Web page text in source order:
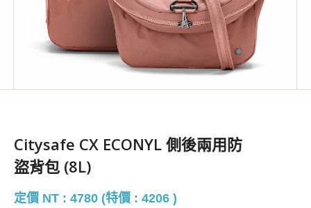
Citysafe CX ECONYL 側後兩用防
盜背包 (8L)
定價 NT : 4780 (特價 : 4206 )